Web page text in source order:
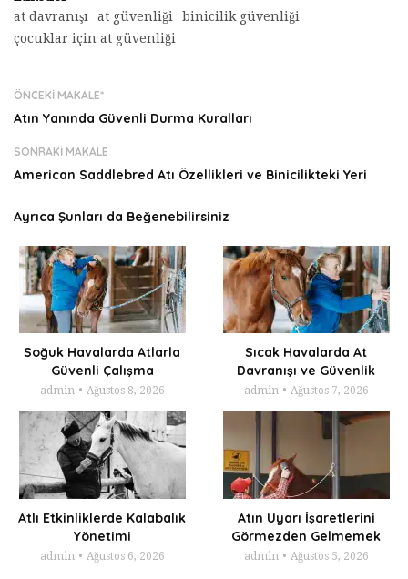
at davranışı
at güvenliği
binicilik güvenliği
çocuklar için at güvenliği
ÖNCEKI MAKALE*
Atın Yanında Güvenli Durma Kuralları
SONRAKI MAKALE
American Saddlebred Atı Özellikleri ve Binicilikteki Yeri
Ayrıca Şunları da Beğenebilirsiniz
Soğuk Havalarda Atlarla
Güvenli Çalışma
admin Ağustos 8, 2026
Sıcak Havalarda At
Davranışı ve Güvenlik
admin Ağustos 7, 2026
Atlı Etkinliklerde Kalabalık
Yönetimi
admin Ağustos 6, 2026
Atın Uyarı İşaretlerini
Görmezden Gelmemek
admin Ağustos 5, 2026